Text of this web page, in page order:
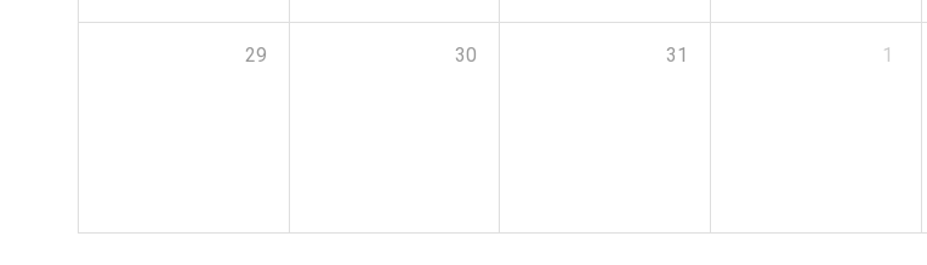
29 30 31 1